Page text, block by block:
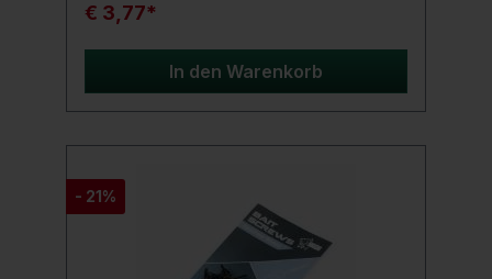
€ 3,77*
In den Warenkorb
- 21%